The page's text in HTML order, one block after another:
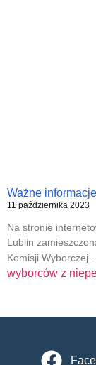
Ważne
11 października 2023
Na stronie
Lublin
Komisji Wyborczej…
wyborców z